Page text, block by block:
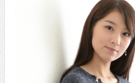
CINEMA×STYLE 293号